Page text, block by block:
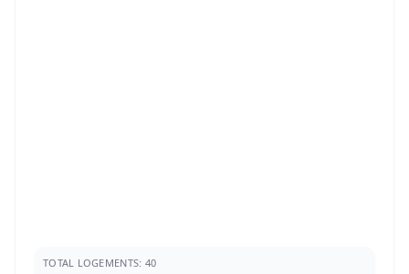
TOTAL LOGEMENTS: 40